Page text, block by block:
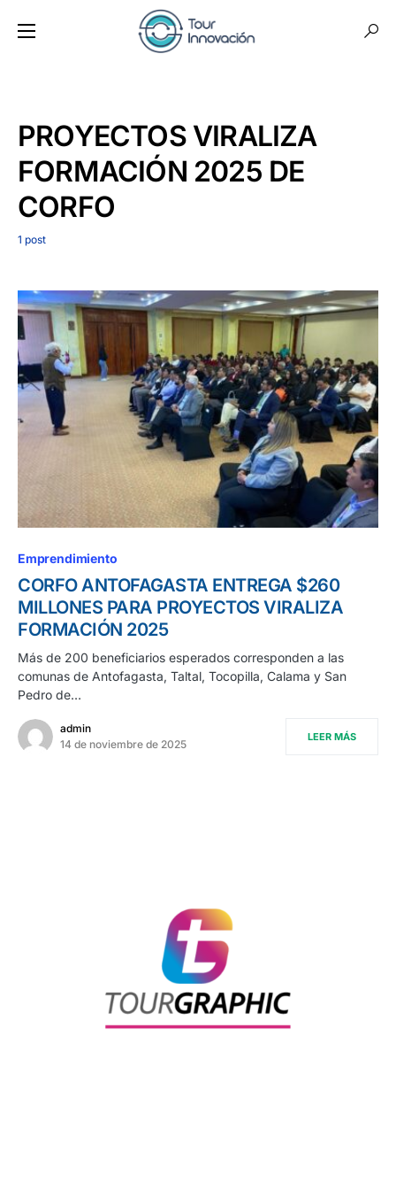
PROYECTOS VIRALIZA
FORMACIÓN 2025 DE
CORFO
1 post
Emprendimiento
CORFO ANTOFAGASTA ENTREGA $260
MILLONES PARA PROYECTOS VIRALIZA
FORMACIÓN 2025
Más de 200 beneficiarios esperados corresponden a las
comunas de Antofagasta, Taltal, Tocopilla, Calama y San
Pedro de…
admin
14 de noviembre de 2025
LEER MÁS